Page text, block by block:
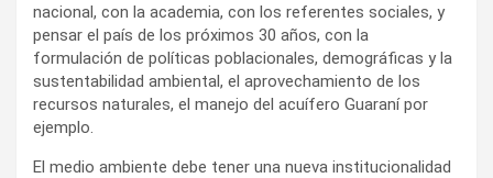
nacional, con la academia, con los referentes sociales, y
pensar el país de los próximos 30 años, con la
formulación de políticas poblacionales, demográficas y la
sustentabilidad ambiental, el aprovechamiento de los
recursos naturales, el manejo del acuífero Guaraní por
ejemplo.
El medio ambiente debe tener una nueva institucionalidad